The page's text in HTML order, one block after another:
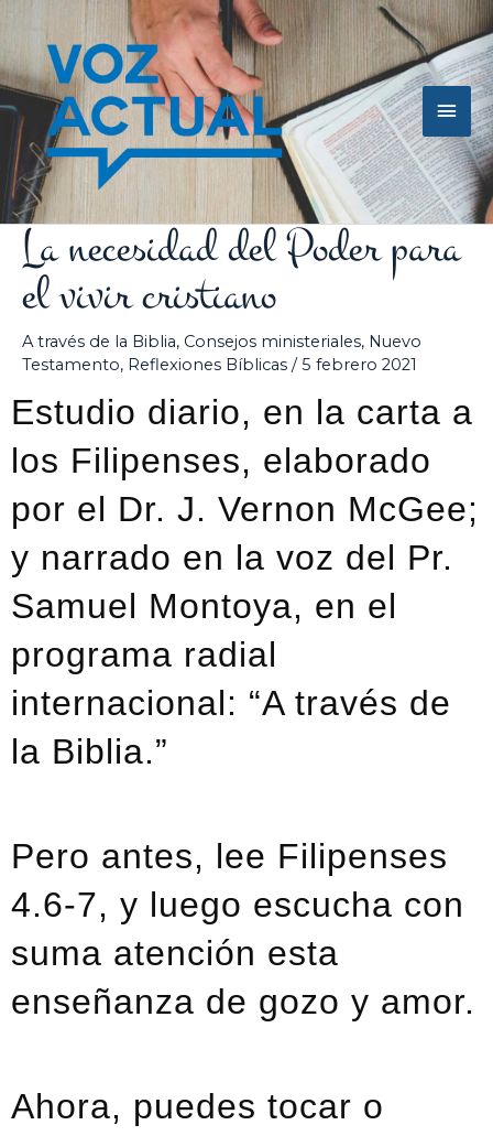
contenido
La necesidad del Poder para
el vivir cristiano
A través de la Biblia, Consejos ministeriales, Nuevo
Testamento, Reflexiones Bíblicas /5 febrero 2021
Estudio diario, en la carta a
los Filipenses, elaborado
por el Dr. J. Vernon McGee;
y narrado en la voz del Pr.
Samuel Montoya, en el
programa radial
internacional: “A través de
la Biblia.”
Pero antes, lee Filipenses
4.6-7, y luego escucha con
suma atención esta
enseñanza de gozo y amor.
Ahora, puedes tocar o